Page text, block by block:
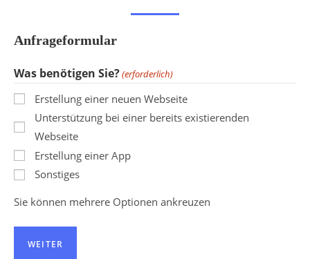
Anfrageformular
Was benötigen Sie?(erforderlich)
Erstellung einer neuen Webseite
Unterstützung bei einer bereits existierenden
Webseite
Erstellung einer App
Sonstiges
Sie können mehrere Optionen ankreuzen